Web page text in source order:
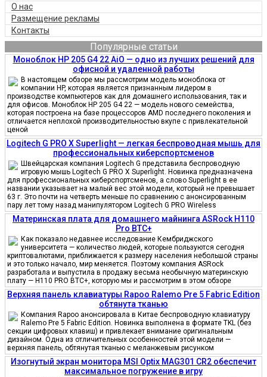
О нас
Размещение рекламы
Контакты
Популярные статьи
Моноблок HP 205 G4 22 AiO — одно из лучших решений для
офисной и удаленной работы
В настоящем обзоре мы рассмотрим модель моноблока от
компании HP, которая является признанным лидером в
производстве компьютеров как для домашнего использования, так и
для офисов. Моноблок HP 205 G4 22 — модель нового семейства,
которая построена на базе процессоров AMD последнего поколения и
отличается неплохой производительностью вкупе с привлекательной
ценой
Logitech G PRO X Superlight — легкая беспроводная мышь для
профессиональных киберспортсменов
Швейцарская компания Logitech G представила беспроводную
игровую мышь Logitech G PRO X Superlight. Новинка предназначена
для профессиональных киберспортсменов, а слово Superlight в ее
названии указывает на малый вес этой модели, который не превышает
63 г. Это почти на четверть меньше по сравнению с анонсированным
пару лет тому назад манипулятором Logitech G PRO Wireless
Материнская плата для домашнего майнинга ASRock H110
Pro BTC+
Как показало недавнее исследование Кембриджского
университета — количество людей, которые пользуются сегодня
криптовалютами, приближается к размеру населения небольшой страны
и это только начало, мир меняется. Поэтому компания ASRock
разработала и выпустила в продажу весьма необычную материнскую
плату — H110 PRO BTC+, которую мы и рассмотрим в этом обзоре
Верхняя панель клавиатуры Rapoo Ralemo Pre 5 Fabric Edition
обтянута тканью
Компания Rapoo анонсировала в Китае беспроводную клавиатуру
Ralemo Pre 5 Fabric Edition. Новинка выполнена в формате TKL (без
секции цифровых клавиш) и привлекает внимание оригинальным
дизайном. Одна из отличительных особенностей этой модели —
верхняя панель, обтянутая тканью с меланжевым рисунком
Изогнутый экран монитора MSI Optix MAG301 CR2 обеспечит
максимальное погружение в игру